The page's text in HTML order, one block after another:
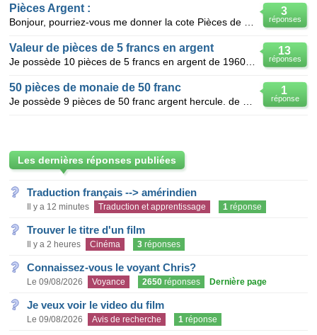
3
réponses
Pièces Argent :
13
réponses
Valeur de pièces de 5 francs en argent
1
réponse
50 pièces de monaie de 50 franc
Les dernières réponses publiées
Traduction français --> amérindien
Il y a 12 minutes Traduction et apprentissage 1 réponse
Trouver le titre d'un film
Il y a 2 heures Cinéma 3 réponses
Connaissez-vous le voyant Chris?
Le 09/08/2026 Voyance 2650 réponses Dernière page
Je veux voir le video du film
Le 09/08/2026 Avis de recherche 1 réponse